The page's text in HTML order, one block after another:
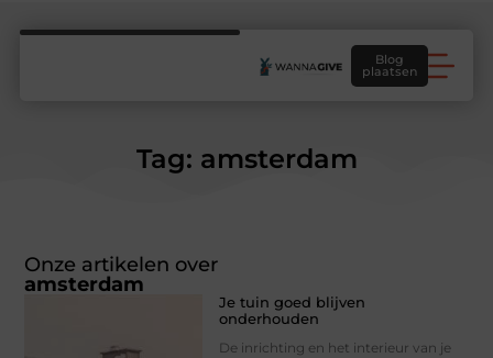
Blog
plaatsen
Tag: amsterdam
Onze artikelen over
amsterdam
Je tuin goed blijven
onderhouden
De inrichting en het interieur van je